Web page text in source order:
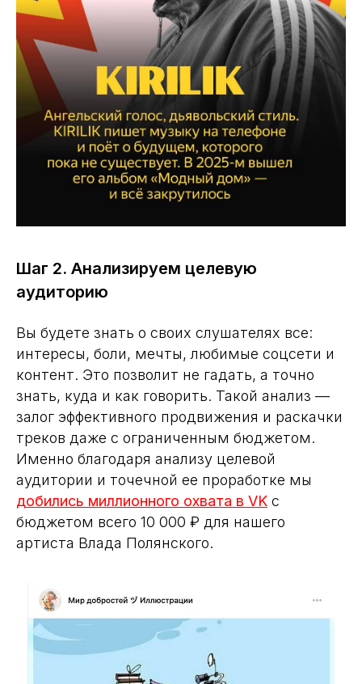
Шаг 2. Анализируем целевую
аудиторию
Вы будете знать о своих слушателях все:
интересы, боли, мечты, любимые соцсети и
контент. Это позволит не гадать, а точно
знать, куда и как говорить. Такой анализ —
залог эффективного продвижения и раскачки
треков даже с ограниченным бюджетом.
Именно благодаря анализу целевой
аудитории и точечной ее проработке мы
добились миллионного охвата в VK с
бюджетом всего 10 000 ₽ для нашего
артиста Влада Полянского.